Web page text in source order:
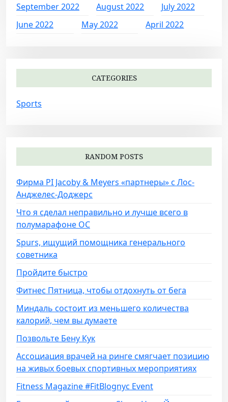
September 2022
August 2022
July 2022
June 2022
May 2022 April 2022
CATEGORIES
Sports
RANDOM POSTS
Фирма PI Jacoby & Meyers «партнеры» с Лос-
Анджелес-Доджерс
Что я сделал неправильно и лучше всего в
полумарафоне OC
Spurs, ищущий помощника генерального
советника
Пройдите быстро
Фитнес Пятница, чтобы отдохнуть от бега
Миндаль состоит из меньшего количества
калорий, чем вы думаете
Позвольте Бену Кук
Ассоциация врачей на ринге смягчает позицию
на живых боевых спортивных мероприятиях
Fitness Magazine #FitBlognyc Event